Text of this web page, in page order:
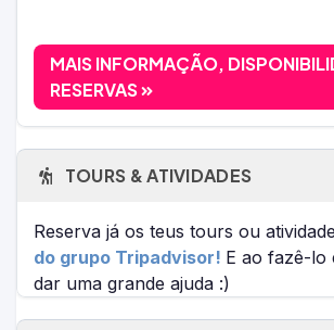
MAIS INFORMAÇÃO,
RESERVAS
TOURS & ATIVIDADES
Reserva já os teus tours ou
do grupo Tripadvisor! E ao fazê-lo
dar uma grande ajuda :)